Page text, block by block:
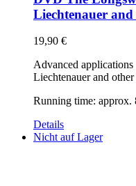
Liechtenauer
19,90 €
Advanced applications
Liechtenauer and
Running time: approx.
Details
Nicht auf Lager